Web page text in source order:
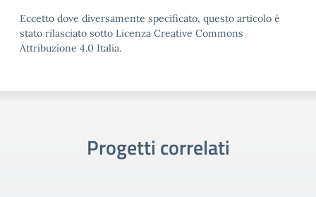
Eccetto dove diversamente specificato, questo articolo è
stato rilasciato sotto Licenza Creative Commons
Attribuzione 4.0 Italia.
Progetti correlati